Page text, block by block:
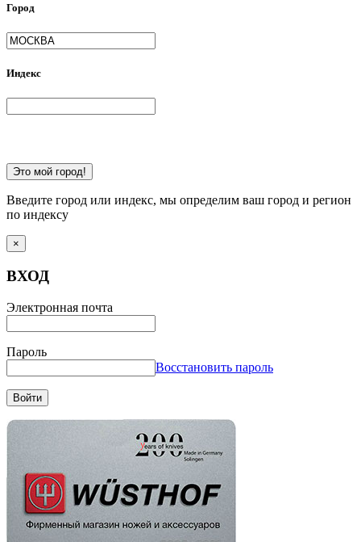
Город
Индекс
Это мой город!
Введите город или индекс, мы определим ваш город и регион
по индексу
×
ВХОД
Электронная почта
Пароль
Восстановить пароль
Войти